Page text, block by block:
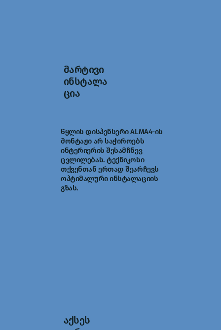
მარტივი
ინსტალა
ცია
წყლის დისპენსერი ALMA4-ის
მონტაჟი არ საჭიროებს
ინტერიერის შესამჩნევ
ცვლილებას. ტექნიკოსი
თქვენთან ერთად შეარჩევს
ოპტიმალური ინსტალაციის
გზას.
აქსეს